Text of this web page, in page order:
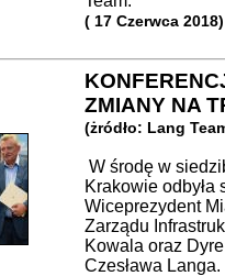
( 17 Czerwca 2018)
ZMIANY NA
(żródło: Lang
W środę w
Krakowie odbyła
Wiceprezydent
Zarządu
Kowala oraz
Czesława